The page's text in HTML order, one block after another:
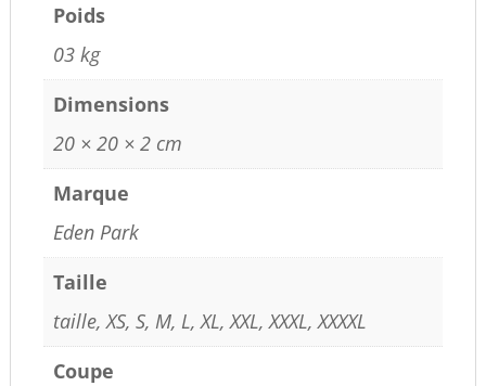
Poids
03 kg
Dimensions
20 × 20 × 2 cm
Marque
Eden Park
Taille
taille, XS, S, M, L, XL, XXL, XXXL, XXXXL
Coupe